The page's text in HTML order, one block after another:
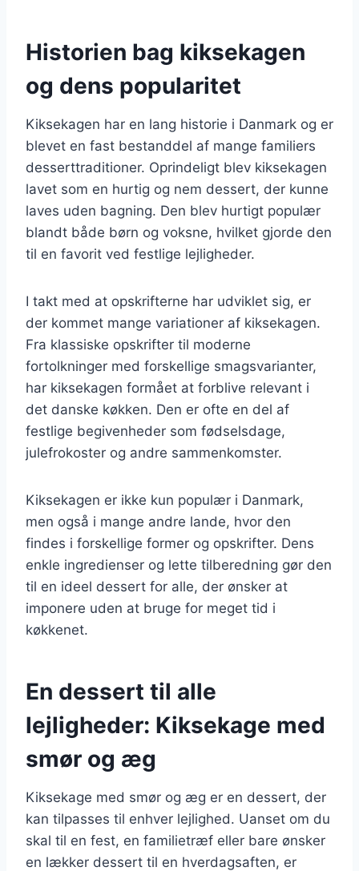
Historien bag kiksekagen
og dens popularitet
Kiksekagen har en lang historie i Danmark og er
blevet en fast bestanddel af mange familiers
desserttraditioner. Oprindeligt blev kiksekagen
lavet som en hurtig og nem dessert, der kunne
laves uden bagning. Den blev hurtigt populær
blandt både børn og voksne, hvilket gjorde den
til en favorit ved festlige lejligheder.
I takt med at opskrifterne har udviklet sig, er
der kommet mange variationer af kiksekagen.
Fra klassiske opskrifter til moderne
fortolkninger med forskellige smagsvarianter,
har kiksekagen formået at forblive relevant i
det danske køkken. Den er ofte en del af
festlige begivenheder som fødselsdage,
julefrokoster og andre sammenkomster.
Kiksekagen er ikke kun populær i Danmark,
men også i mange andre lande, hvor den
findes i forskellige former og opskrifter. Dens
enkle ingredienser og lette tilberedning gør den
til en ideel dessert for alle, der ønsker at
imponere uden at bruge for meget tid i
køkkenet.
En dessert til alle
lejligheder: Kiksekage med
smør og æg
Kiksekage med smør og æg er en dessert, der
kan tilpasses til enhver lejlighed. Uanset om du
skal til en fest, en familietræf eller bare ønsker
en lækker dessert til en hverdagsaften, er